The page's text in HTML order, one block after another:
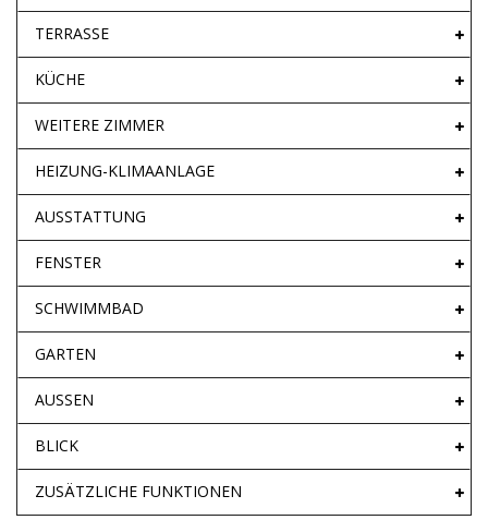
TERRASSE
KÜCHE
WEITERE ZIMMER
HEIZUNG-KLIMAANLAGE
AUSSTATTUNG
FENSTER
SCHWIMMBAD
GARTEN
AUSSEN
BLICK
ZUSÄTZLICHE FUNKTIONEN